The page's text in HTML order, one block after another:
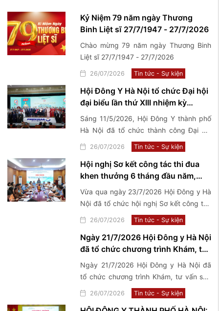
Kỷ Niệm 79 năm ngày Thương
Binh Liệt sĩ 27/7/1947 - 27/7/2026
Chào mừng 79 năm ngày Thương Binh
Liệt sĩ 27/7/1947 - 27/7/2026
26/07/2026 Tin tức - Sự kiện
Hội Đông Y Hà Nội tổ chức Đại hội
đại biểu lần thứ XIII nhiệm kỳ
2026-2031
Sáng 11/5/2026, Hội Đông Y thành phố
Hà Nội đã tổ chức thành công Đại hội
Đại biểu lần thứ XIII nhiệm kỳ 2026-2031
với chủ đề "Kế thừa - Đổi mới - Chuẩn
hóa - Phát triển".
26/07/2026 Tin tức - Sự kiện
Hội nghị Sơ kết công tác thi đua
khen thưởng 6 tháng đầu năm,
triển khai nhiệm vụ trọng tâm 6
tháng cuối năm 2026
Vừa qua ngày 23/7/2026 Hội Đông y Hà
Nội đã tổ chức hội nghị Sơ kết công tác
thi đua khen thưởng 6 tháng đầu năm,
triển khai nhiệm vụ trọng tâm 6 tháng
cuối năm 2026
26/07/2026 Tin tức - Sự kiện
Ngày 21/7/2026 Hội Đông y Hà Nội
đã tổ chức chương trình Khám, tư
vấn sức khoẻ và tặng quà thương
binh, bệnh binh, thân nhân, gia
đình Liệt sĩ và người có công với
cách mạng tại 2 xã Phúc Sơn và ...
Ngày 21/7/2026 Hội Đông y Hà Nội đã
tổ chức chương trình Khám, tư vấn sức
khoẻ và tặng quà thương binh, bệnh
binh, thân nhân, gia đình Liệt sĩ và người
26/07/2026 Tin tức - Sự kiện